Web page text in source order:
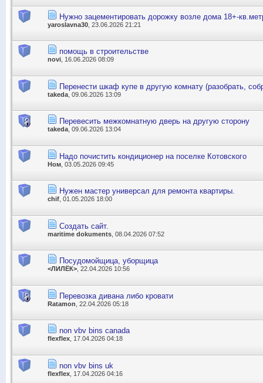
Нужно зацементировать дорожку возле дома 18+-
yaroslavna30 , 23.06.2026 21:21
помощь в строительстве
novi, 16.06.2026 08:09
Перенести шкаф купе в другую комнату (разобрать,
takeda , 09.06.2026 13:09
Перевесить межкомнатную дверь на другую сторону
takeda , 09.06.2026 13:04
Надо почистить кондиционер на поселке Котовского
Ном , 03.05.2026 09:45
Нужен мастер универсал для ремонта квартиры.
chif , 01.05.2026 18:00
Создать сайт.
maritime dokuments , 08.04.2026 07:52
Посудомойщица, уборщица
<ЛИЛЁК> , 22.04.2026 10:56
Перевозка дивана либо кровати
Ratamon , 22.04.2026 05:18
non vbv bins canada
flexflex , 17.04.2026 04:18
non vbv bins uk
flexflex , 17.04.2026 04:16